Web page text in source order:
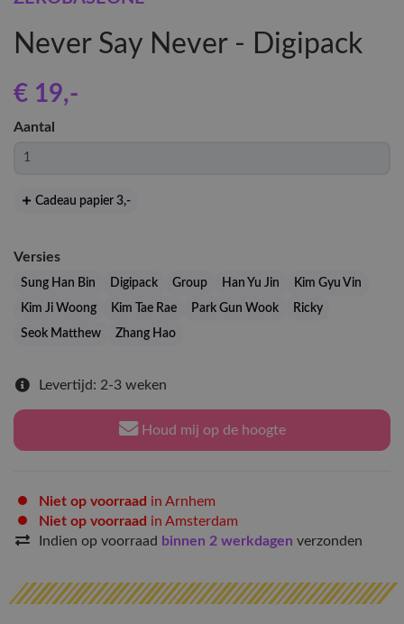
Never Say Never - Digipack
€ 19,-
Aantal
Cadeau papier 3,-
Versies
Sung Han Bin Digipack Group Han Yu Jin
Kim Gyu Vin
Kim Ji Woong
Kim Tae Rae Park Gun Wook
Ricky
Seok Matthew
Zhang Hao
Levertijd: 2-3 weken
Houd mij op de hoogte
Niet op voorraad in Arnhem
Niet op voorraad in Amsterdam
Indien op voorraad binnen 2 werkdagen verzonden